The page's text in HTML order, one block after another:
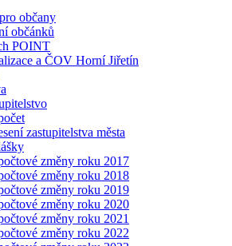
občany
občánků
POINT
a ČOV Horní Jiřetín
zastupitelstva města
změny roku 2017
změny roku 2018
změny roku 2019
změny roku 2020
změny roku 2021
změny roku 2022